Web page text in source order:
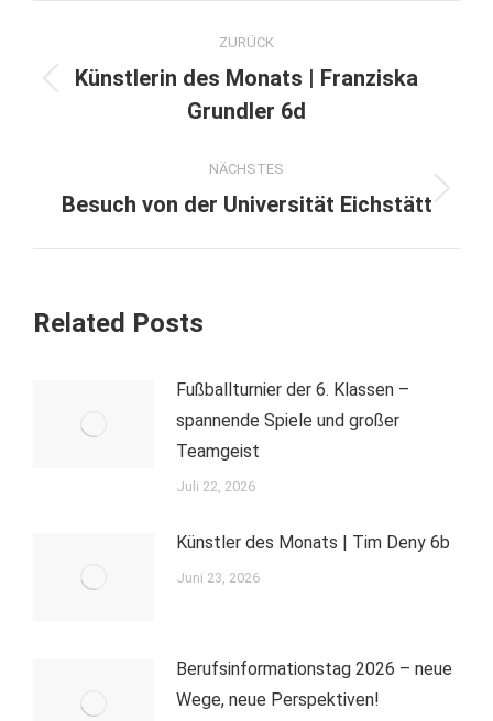
Kommentarnavigation
ZURÜCK
Vorheriger
Beitrag:
Künstlerin des Monats | Franziska
Grundler 6d
NÄCHSTES
Nächster
Besuch von der Universität Eichstätt
Related Posts
Fußballturnier der 6. Klassen –
spannende Spiele und großer
Teamgeist
Juli 22, 2026
Künstler des Monats | Tim Deny 6b
Juni 23, 2026
Berufsinformationstag 2026 – neue
Wege, neue Perspektiven!